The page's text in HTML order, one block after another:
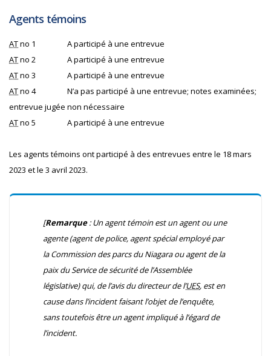
Agents témoins
ATno 1
A participé à une entrevue
ATno 2
A participé à une entrevue
ATno 3
A participé à une entrevue
ATno 4
N’a pas participé à une entrevue; notes examinées;
entrevue jugée non nécessaire
ATno 5 A participé à une entrevue
Les agents témoins ont participé à des entrevues entre le 18 mars
2023 et le 3 avril 2023.
[Remarque: Un agent témoin est un agent ou une
agente (agent de police, agent spécial employé par
la Commission des parcs du Niagara ou agent de la
paix du Service de sécurité de l’Assemblée
législative) qui, de l’avis du directeur de l’UES, est en
cause dans l’incident faisant l’objet de l’enquête,
sans toutefois être un agent impliqué à l’égard de
l’incident.